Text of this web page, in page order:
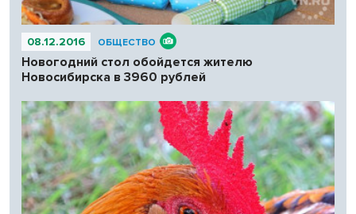
08.12.2016 ОБЩЕСТВО
Новогодний стол обойдется жителю
Новосибирска в 3960 рублей